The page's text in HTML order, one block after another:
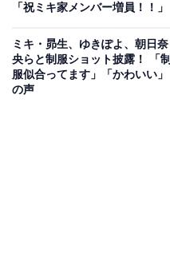
「祝ミキ家メンバー増員！！」
ミキ・昴生、ゆきぽよ、朝日奈
央らと制服ショット披露！ 「制
服似合ってます」「かわいい」
の声